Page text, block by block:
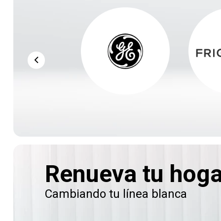
Renueva tu
Cambiando tu línea blanca